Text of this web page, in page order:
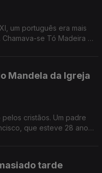
um português era mais
se Tó Madeira e
Mandela da Igreja
cristãos. Um padre
que esteve 28 anos
tarde